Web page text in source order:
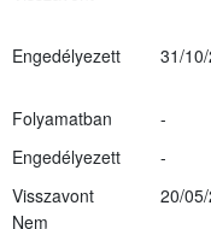
Engedélyezett 31/
Folyamatban
-
Engedélyezett
-
Visszavont
20/
Nem